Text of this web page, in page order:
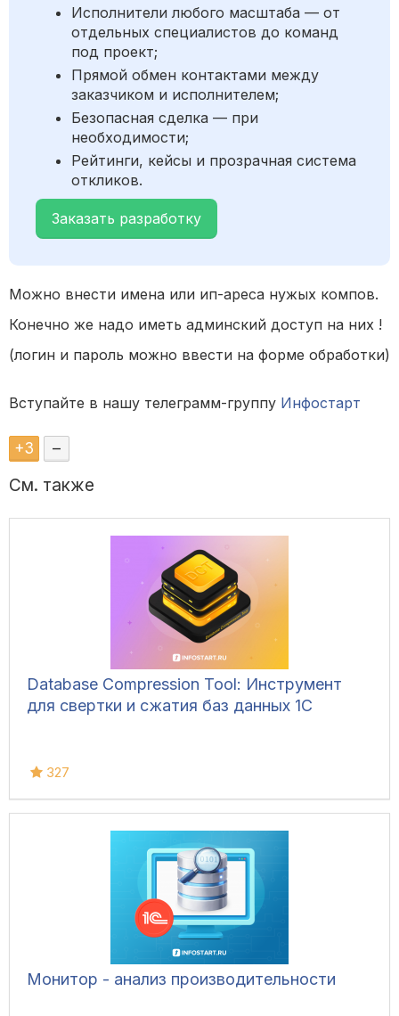
Исполнители любого масштаба — от
отдельных специалистов до команд
под проект;
Прямой обмен контактами между
заказчиком и исполнителем;
Безопасная сделка — при
необходимости;
Рейтинги, кейсы и прозрачная система
откликов.
Заказать разработку
Можно внести имена или ип-ареса нужых компов.
Конечно же надо иметь админский доступ на них !
(логин и пароль можно ввести на форме обработки)
Вступайте в нашу телеграмм-группу Инфостарт
+3 –
См. также
Database Compression Tool: Инструмент
для свертки и сжатия баз данных 1С
327
Монитор - анализ производительности